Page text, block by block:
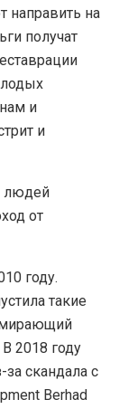
направить на
получат
и
и
людей
от
году.
такие
2018 году
скандала с
Berhad